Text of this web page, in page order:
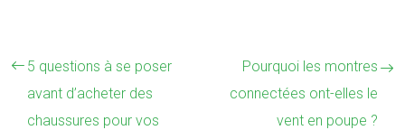
5 questions à se poser
avant d’acheter des
chaussures pour vos
Pourquoi les montres
connectées ont-elles le
vent en poupe ?